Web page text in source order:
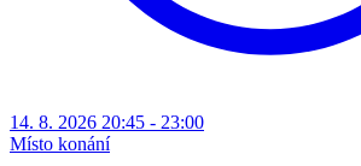
14. 8. 2026 20:45 - 23:00
Místo konání